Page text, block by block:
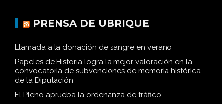
PRENSA DE UBRIQUE
Llamada a la donación de sangre en verano
Papeles de Historia logra la mejor valoración en la
convocatoria de subvenciones de memoria histórica
de la Diputación
El Pleno aprueba la ordenanza de tráfico